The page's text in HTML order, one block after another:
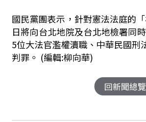
國民黨團表示，針對憲法法庭的
日將向台北地院及台北地檢署同
5位大法官濫權瀆職、中華民國刑
判罪。 (編輯:柳向華)
回新聞總覽